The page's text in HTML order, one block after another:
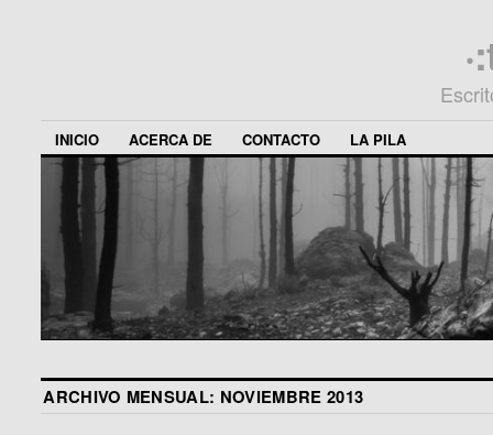
INICIO ACERCA DE CONTACTO LA PILA
ARCHIVO MENSUAL: NOVIEMBRE 2013